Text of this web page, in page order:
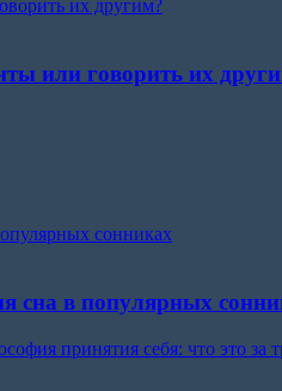
их другим?
или говорить их
сонниках
сна в популярных
принятия себя: что это за